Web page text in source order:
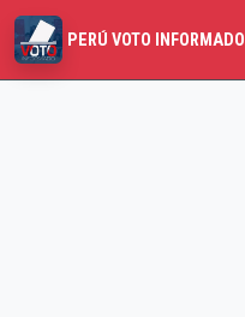
PERÚ VOTO INFORMADO